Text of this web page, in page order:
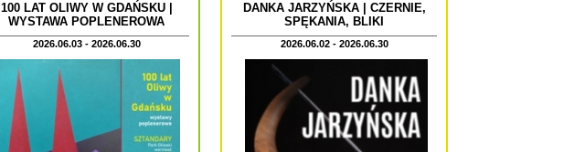
100 LAT OLIWY W GDAŃSKU |
WYSTAWA POPLENEROWA
2026.06.03 - 2026.06.30
DANKA JARZYŃSKA | CZERNIE,
SPĘKANIA, BLIKI
2026.06.02 - 2026.06.30